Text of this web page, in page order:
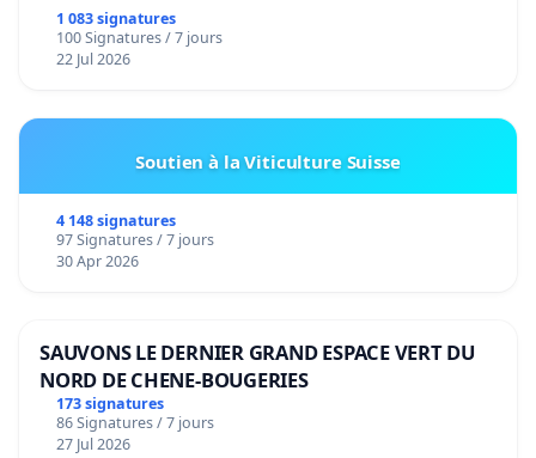
1 083 signatures
100 Signatures / 7 jours
22 Jul 2026
Soutien à la Viticulture Suisse
4 148 signatures
97 Signatures / 7 jours
30 Apr 2026
SAUVONS LE DERNIER GRAND ESPACE VERT DU
NORD DE CHENE-BOUGERIES
173 signatures
86 Signatures / 7 jours
27 Jul 2026